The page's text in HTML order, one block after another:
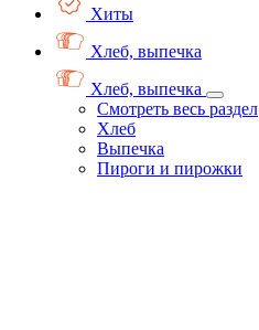
Хиты
Хлеб, выпечка
Хлеб, выпечка
Смотреть весь раздел
Хлеб
Выпечка
Пироги и пирожки